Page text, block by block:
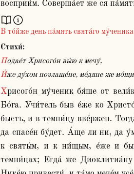
В то́йже день па́мять свята́го
Стихи́:
Подае́т Хрисого́н вы́ю к мечу́,
И́же ду́хом позлаще́не, ме́дяне же
Хрисого́н му́ченик бя́ше от вели́каго гра́да Ри́мскаго, при Диоклитиа́не царе́. Бя́ше же муж благочести́в, и боя́ся
Бо́га. Учи́тель быв е́же ко
бысть, и в темни́цу вве́ржен.
да спасе́н бу́дет. А́ще ли ни, да
к святы́м, и к ни́щым, е́же и
темни́цах; Егда́ же